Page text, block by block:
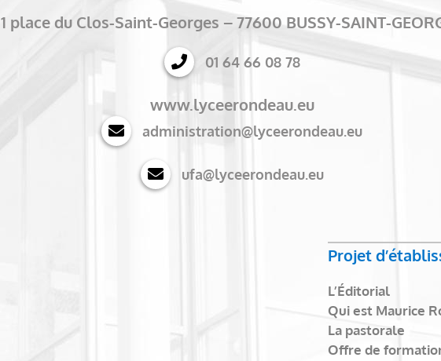
1 place du Clos-Saint-Georges – 77600 BUSSY-SAINT-
01 64 66 08 78
www.lyceerondeau.eu
administration@lyceerondeau.eu
ufa@lyceerondeau.eu
Projet
L’Éditorial
Qui est Maurice
La pastorale
Offre de